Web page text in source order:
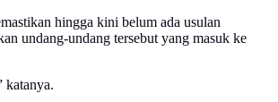
hingga kini belum ada usulan
undang-undang tersebut yang masuk ke
katanya.